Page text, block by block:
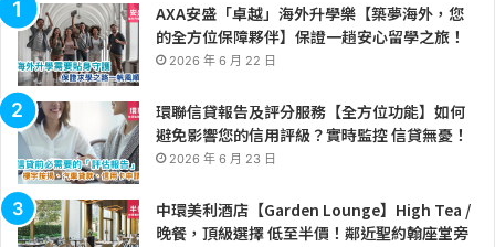
AXA安盛「卓越」海外升學樂【築夢海外，您
的全方位保障夥伴】保證一趟安心留學之旅！
2026 年 6 月 22 日
環聯信貸報告及評分服務【全方位功能】如何
避免影響您的信用評級？實時監控 信貸無憂！
2026 年 6 月 23 日
中環美利酒店【Garden Lounge】High Tea /
晚餐，頂級選擇 低至半價！鄰近聖約翰座堂旁